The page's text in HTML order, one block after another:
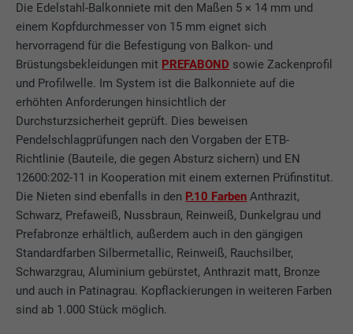
Die Edelstahl-Balkonniete mit den Maßen 5 × 14 mm und
einem Kopfdurchmesser von 15 mm eignet sich
hervorragend für die Befestigung von Balkon- und
Brüstungsbekleidungen mit PREFABOND sowie Zackenprofil
und Profilwelle. Im System ist die Balkonniete auf die
erhöhten Anforderungen hinsichtlich der
Durchsturzsicherheit geprüft. Dies beweisen
Pendelschlagprüfungen nach den Vorgaben der ETB-
Richtlinie (Bauteile, die gegen Absturz sichern) und EN
12600:202-11 in Kooperation mit einem externen Prüfinstitut.
Die Nieten sind ebenfalls in den P.10 Farben Anthrazit,
Schwarz, Prefaweiß, Nussbraun, Reinweiß, Dunkelgrau und
Prefabronze erhältlich, außerdem auch in den gängigen
Standardfarben Silbermetallic, Reinweiß, Rauchsilber,
Schwarzgrau, Aluminium gebürstet, Anthrazit matt, Bronze
und auch in Patinagrau. Kopflackierungen in weiteren Farben
sind ab 1.000 Stück möglich.